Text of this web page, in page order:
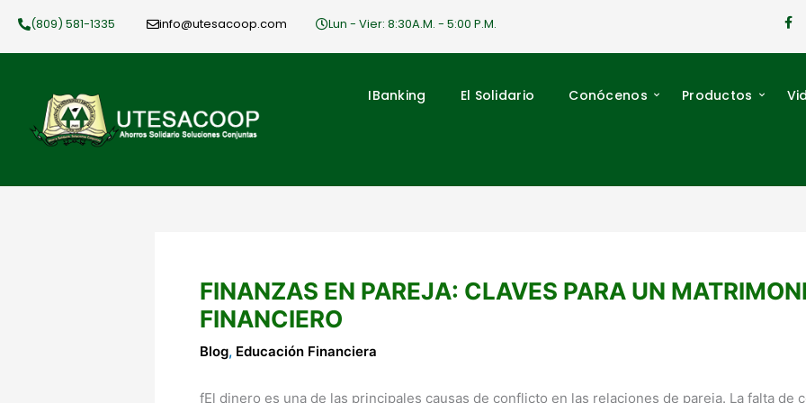
contenido
(809) 581-1335 info@utesacoop.com Lun - Vier: 8:30A.M. - 5:00 P.M.
F
a
e
o
IBanking El Solidario Conócenos Productos
FINANZAS EN PAREJA: CLAVES PARA UN
FINANCIERO
Blog, Educación Financiera
fEl dinero es una de las principales causas de conflicto en las relaciones de pareja. La falta de